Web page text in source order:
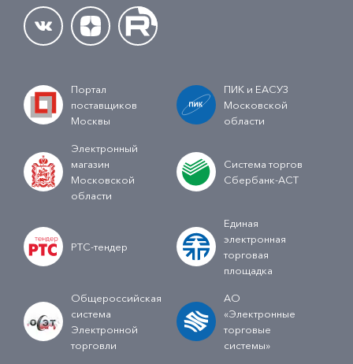
Портал
поставщиков
Москвы
ПИК и ЕАСУЗ
Московской
области
Электронный
магазин
Московской
области
Система торгов
Сбербанк-АСТ
РТС-тендер
Единая
электронная
торговая
площадка
Общероссийская
система
Электронной
торговли
АО
«Электронные
торговые
системы»